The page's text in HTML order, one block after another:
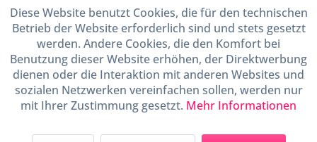
Service Hotline
Shop Service
Informationen
Handel mit BIO-Weinen
durch DE-ÖKO-009
Diese Website benutzt Cookies, die für den technischen
Betrieb der Website erforderlich sind und stets gesetzt
werden. Andere Cookies, die den Komfort bei
Benutzung dieser Website erhöhen, der Direktwerbung
dienen oder die Interaktion mit anderen Websites und
sozialen Netzwerken vereinfachen sollen, werden nur
mit Ihrer Zustimmung gesetzt. Mehr Informationen